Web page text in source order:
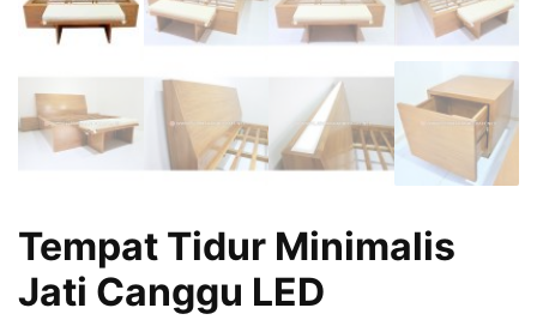
Tempat Tidur Minimalis
Jati Canggu LED